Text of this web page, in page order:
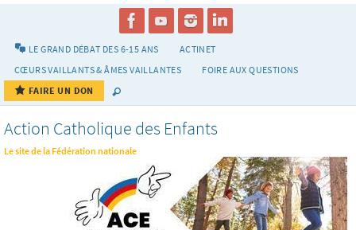
LE GRAND DÉBAT DES 6-15 ANS
ACTINET
CŒURS VAILLANTS & ÂMES VAILLANTES
FOIRE AUX QUESTIONS
FAIRE UN DON
Action Catholique des Enfants
Le site de la Fédération nationale